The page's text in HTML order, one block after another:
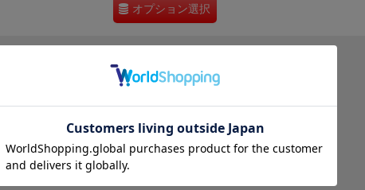
オプション選択
安品 無料サービス品（購入金額別）
ＡＧＥＮＴ） MIWA(美和ロック) U9
ク) その他 SEPA,セパ 日中
ステム